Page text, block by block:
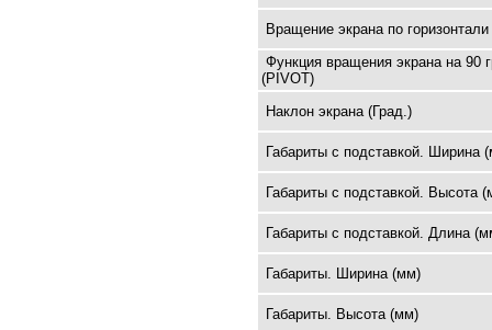
Вращение экрана по
Функция вращения экрана на 90
(PIVOT)
Наклон экрана (Град.)
Габариты с подставкой. Ширина
Габариты с подставкой. Высота
Габариты с подставкой. Длина
Габариты. Ширина (мм)
Габариты. Высота (мм)